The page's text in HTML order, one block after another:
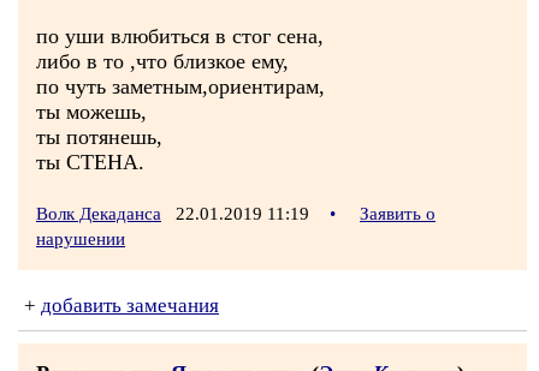
по уши влюбиться в стог сена,
либо в то ,что близкое ему,
по чуть заметным,ориентирам,
ты можешь,
ты потянешь,
ты СТЕНА.
Волк Декаданса 22.01.2019 11:19 •
Заявить о
нарушении
+ добавить замечания